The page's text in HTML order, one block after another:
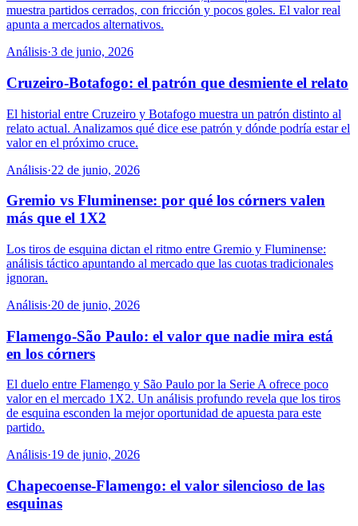
muestra partidos cerrados, con fricción y pocos goles. El valor real
apunta a mercados alternativos.
Análisis·3 de junio, 2026
Cruzeiro-Botafogo: el patrón que desmiente el relato
El historial entre Cruzeiro y Botafogo muestra un patrón distinto al
relato actual. Analizamos qué dice ese patrón y dónde podría estar el
valor en el próximo cruce.
Análisis·22 de junio, 2026
Gremio vs Fluminense: por qué los córners valen
más que el 1X2
Los tiros de esquina dictan el ritmo entre Gremio y Fluminense:
análisis táctico apuntando al mercado que las cuotas tradicionales
ignoran.
Análisis·20 de junio, 2026
Flamengo-São Paulo: el valor que nadie mira está
en los córners
El duelo entre Flamengo y São Paulo por la Serie A ofrece poco
valor en el mercado 1X2. Un análisis profundo revela que los tiros
de esquina esconden la mejor oportunidad de apuesta para este
partido.
Análisis·19 de junio, 2026
Chapecoense-Flamengo: el valor silencioso de las
esquinas